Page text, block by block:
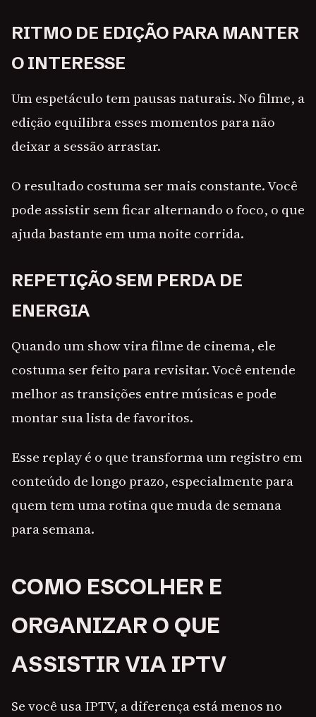
RITMO DE EDIÇÃO PARA MANTER
O INTERESSE
Um espetáculo tem pausas naturais. No filme, a
edição equilibra esses momentos para não
deixar a sessão arrastar.
O resultado costuma ser mais constante. Você
pode assistir sem ficar alternando o foco, o que
ajuda bastante em uma noite corrida.
REPETIÇÃO SEM PERDA DE
ENERGIA
Quando um show vira filme de cinema, ele
costuma ser feito para revisitar. Você entende
melhor as transições entre músicas e pode
montar sua lista de favoritos.
Esse replay é o que transforma um registro em
conteúdo de longo prazo, especialmente para
quem tem uma rotina que muda de semana
para semana.
COMO ESCOLHER E
ORGANIZAR O QUE
ASSISTIR VIA IPTV
Se você usa IPTV, a diferença está menos no